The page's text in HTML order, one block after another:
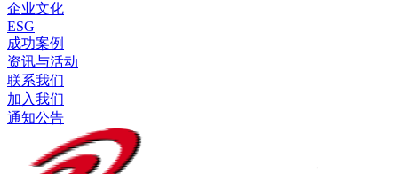
企业文化
ESG
成功案例
资讯与活动
联系我们
加入我们
通知公告